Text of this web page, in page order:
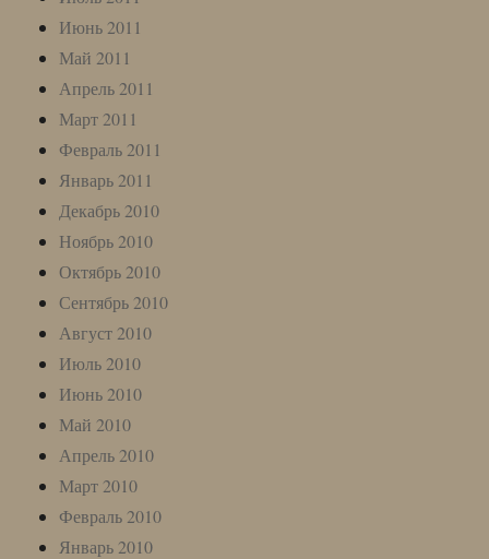
Июнь 2011
Май 2011
Апрель 2011
Март 2011
Февраль 2011
Январь 2011
Декабрь 2010
Ноябрь 2010
Октябрь 2010
Сентябрь 2010
Август 2010
Июль 2010
Июнь 2010
Май 2010
Апрель 2010
Март 2010
Февраль 2010
Январь 2010